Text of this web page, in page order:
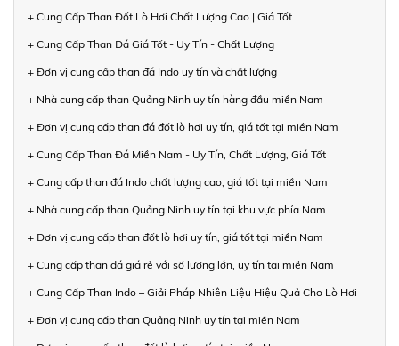
+ Cung Cấp Than Đốt Lò Hơi Chất Lượng Cao | Giá Tốt
+ Cung Cấp Than Đá Giá Tốt - Uy Tín - Chất Lượng
+ Đơn vị cung cấp than đá Indo uy tín và chất lượng
+ Nhà cung cấp than Quảng Ninh uy tín hàng đầu miền Nam
+ Đơn vị cung cấp than đá đốt lò hơi uy tín, giá tốt tại miền Nam
+ Cung Cấp Than Đá Miền Nam - Uy Tín, Chất Lượng, Giá Tốt
+ Cung cấp than đá Indo chất lượng cao, giá tốt tại miền Nam
+ Nhà cung cấp than Quảng Ninh uy tín tại khu vực phía Nam
+ Đơn vị cung cấp than đốt lò hơi uy tín, giá tốt tại miền Nam
+ Cung cấp than đá giá rẻ với số lượng lớn, uy tín tại miền Nam
+ Cung Cấp Than Indo – Giải Pháp Nhiên Liệu Hiệu Quả Cho Lò Hơi
+ Đơn vị cung cấp than Quảng Ninh uy tín tại miền Nam